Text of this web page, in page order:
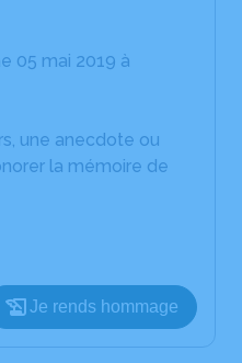
05 mai 2019 à
une anecdote ou
la mémoire de
Je rends hommage